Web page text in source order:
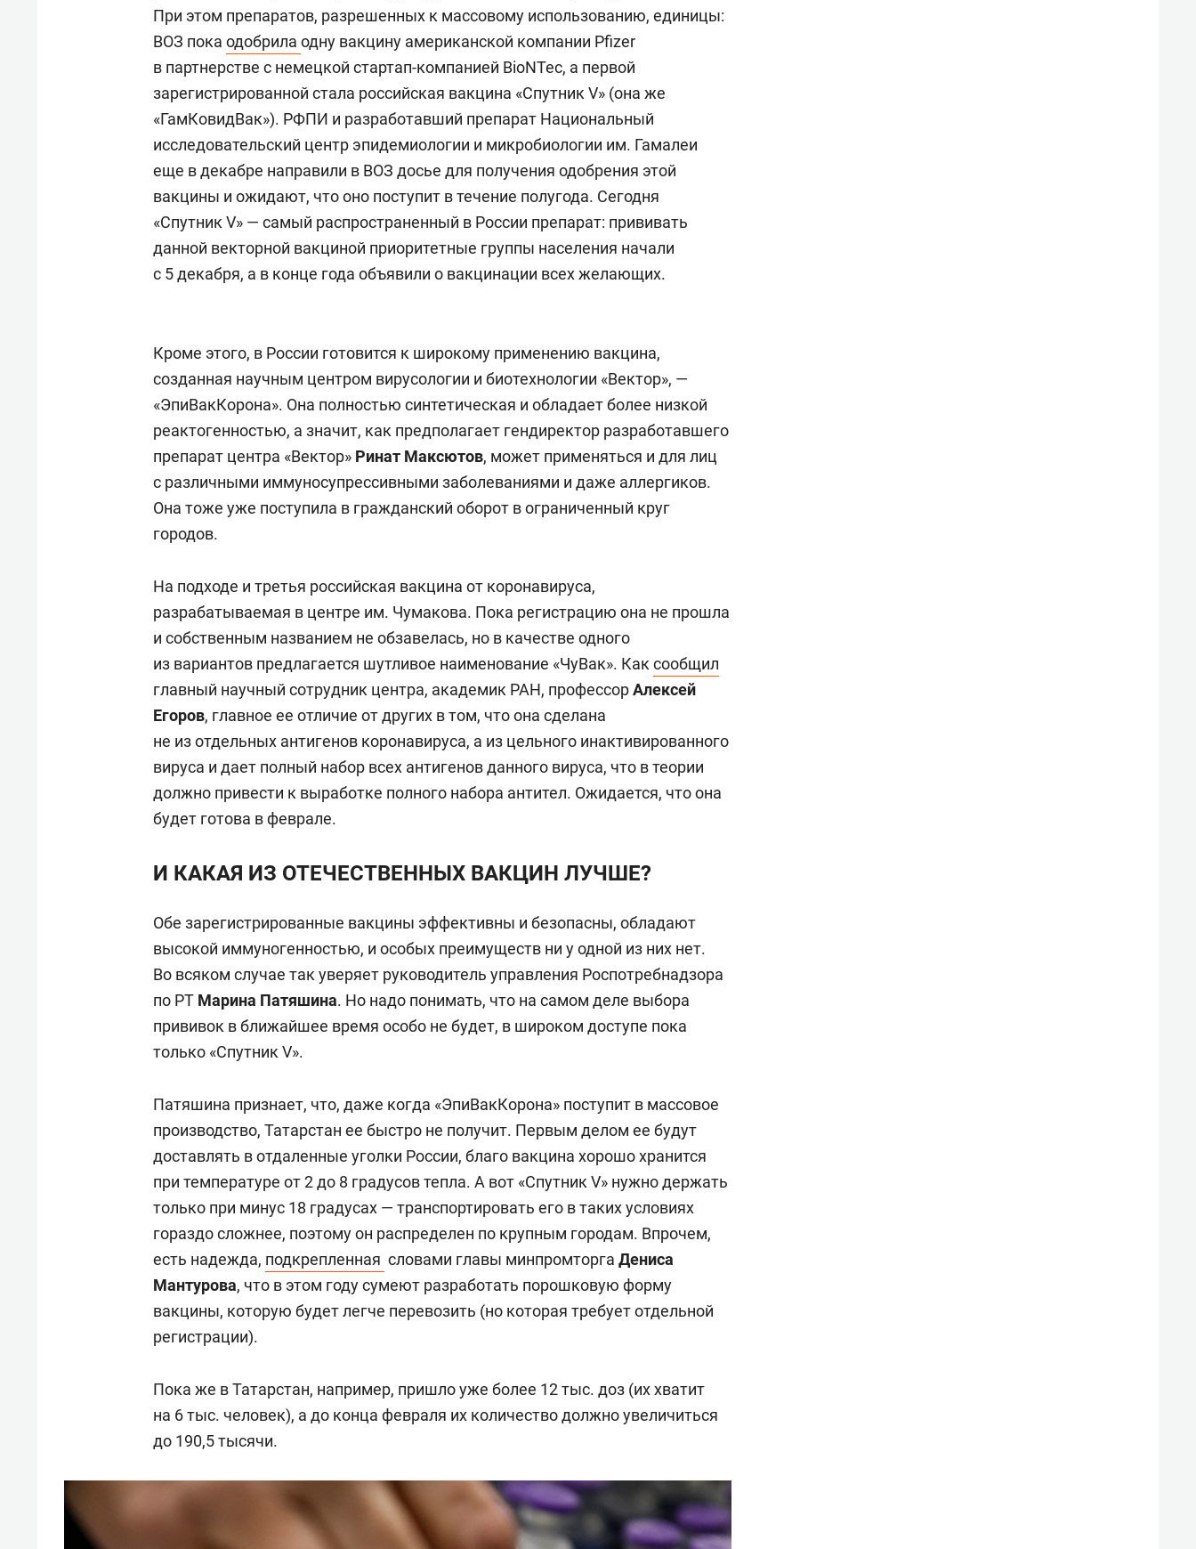
При этом препаратов, разрешенных к массовому использованию, единицы:
ВОЗ пока одобрила одну вакцину американской компании Pfizer
в партнерстве с немецкой стартап-компанией BioNTec, а первой
зарегистрированной стала российская вакцина «Спутник V» (она же
«ГамКовидВак»). РФПИ и разработавший препарат Национальный
исследовательский центр эпидемиологии и микробиологии им. Гамалеи
еще в декабре направили в ВОЗ досье для получения одобрения этой
вакцины и ожидают, что оно поступит в течение полугода. Сегодня
«Спутник V» — самый распространенный в России препарат: прививать
данной векторной вакциной приоритетные группы населения начали
с 5 декабря, а в конце года объявили о вакцинации всех желающих.
Кроме этого, в России готовится к широкому применению вакцина,
созданная научным центром вирусологии и биотехнологии «Вектор», —
«ЭпиВакКорона». Она полностью синтетическая и обладает более низкой
реактогенностью, а значит, как предполагает гендиректор разработавшего
препарат центра «Вектор» Ринат Максютов, может применяться и для лиц
с различными иммуносупрессивными заболеваниями и даже аллергиков.
Она тоже уже поступила в гражданский оборот в ограниченный круг
городов.
На подходе и третья российская вакцина от коронавируса,
разрабатываемая в центре им. Чумакова. Пока регистрацию она не прошла
и собственным названием не обзавелась, но в качестве одного
из вариантов предлагается шутливое наименование «ЧуВак». Как сообщил
главный научный сотрудник центра, академик РАН, профессорАлексей
Егоров, главное ее отличие от других в том, что она сделана
не из отдельных антигенов коронавируса, а из цельного инактивированного
вируса и дает полный набор всех антигенов данного вируса, что в теории
должно привести к выработке полного набора антител. Ожидается, что она
будет готова в феврале.
И КАКАЯ ИЗ ОТЕЧЕСТВЕННЫХ ВАКЦИН ЛУЧШЕ?
Обе зарегистрированные вакцины эффективны и безопасны, обладают
высокой иммуногенностью, и особых преимуществ ни у одной из них нет.
Во всяком случае так уверяет руководитель управления Роспотребнадзора
по РТ Марина Патяшина. Но надо понимать, что на самом деле выбора
прививок в ближайшее время особо не будет, в широком доступе пока
только «Спутник V».
Патяшина признает, что, даже когда «ЭпиВакКорона» поступит в массовое
производство, Татарстан ее быстро не получит. Первым делом ее будут
доставлять в отдаленные уголки России, благо вакцина хорошо хранится
при температуре от 2 до 8 градусов тепла. А вот «Спутник V» нужно держать
только при минус 18 градусах — транспортировать его в таких условиях
гораздо сложнее, поэтому он распределен по крупным городам. Впрочем,
есть надежда, подкрепленная словами главы минпромторга Дениса
Мантурова, что в этом году сумеют разработать порошковую форму
вакцины, которую будет легче перевозить (но которая требует отдельной
регистрации).
Пока же в Татарстан, например, пришло уже более 12 тыс. доз (их хватит
на 6 тыс. человек), а до конца февраля их количество должно увеличиться
до 190,5 тысячи.